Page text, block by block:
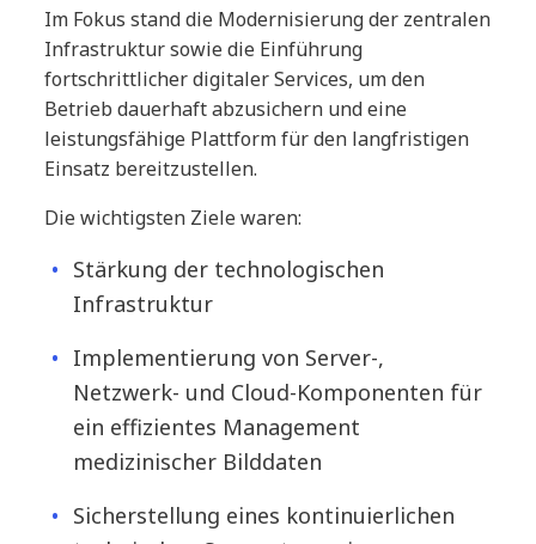
Im Fokus stand die Modernisierung der zentralen
Infrastruktur sowie die Einführung
fortschrittlicher digitaler Services, um den
Betrieb dauerhaft abzusichern und eine
leistungsfähige Plattform für den langfristigen
Einsatz bereitzustellen.
Die wichtigsten Ziele waren:
Stärkung der technologischen
Infrastruktur
Implementierung von Server-,
Netzwerk- und Cloud-Komponenten für
ein effizientes Management
medizinischer Bilddaten
Sicherstellung eines kontinuierlichen